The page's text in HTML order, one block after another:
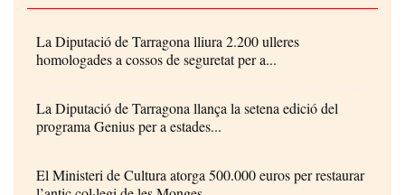
La Diputació de Tarragona lliura 2.200 ulleres
homologades a cossos de seguretat per a...
La Diputació de Tarragona llança la setena edició del
programa Genius per a estades...
El Ministeri de Cultura atorga 500.000 euros per restaurar